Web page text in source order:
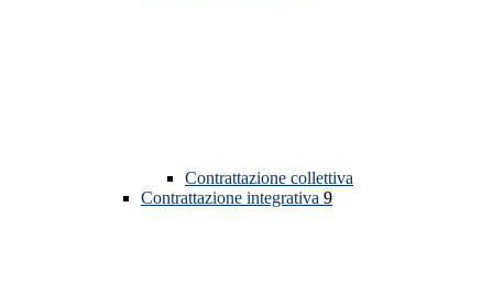
Contrattazione collettiva
Contrattazione integrativa 9